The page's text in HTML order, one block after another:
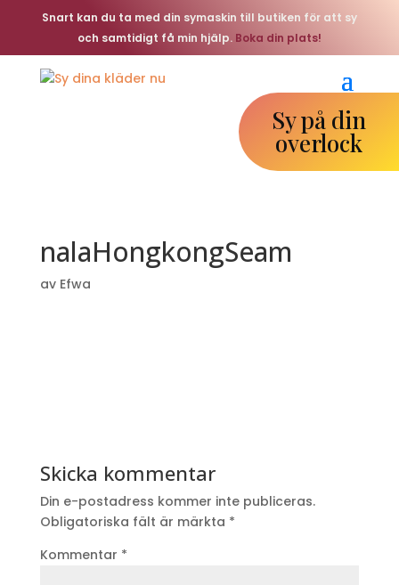
Snart kan du ta med din symaskin till butiken för att sy
och samtidigt få min hjälp. Boka din plats!
Sy på din
overlock
nalaHongkongSeam
av Efwa
Skicka kommentar
Din e-postadress kommer inte publiceras.
Obligatoriska fält är märkta *
Kommentar *